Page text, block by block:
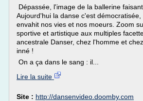
Dépassée, l'image de la ballerine
Aujourd'hui la danse c'est
envahit nos vies et nos moeurs. Zoom
sportive et artistique aux multiples
ancestrale Danser, chez l'homme et
inné !
On a ça dans le sang : il...
Lire la suite
Site : http://dansenvideo.doomby.com